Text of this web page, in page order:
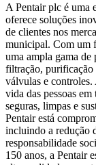
A Pentair plc é uma
oferece soluções
de clientes nos
municipal. Com um
uma ampla gama de
filtração, purificação
válvulas e controles.
vida das pessoas
seguras, limpas e
Pentair está
incluindo a redução
responsabilidade
150 anos, a Pentair